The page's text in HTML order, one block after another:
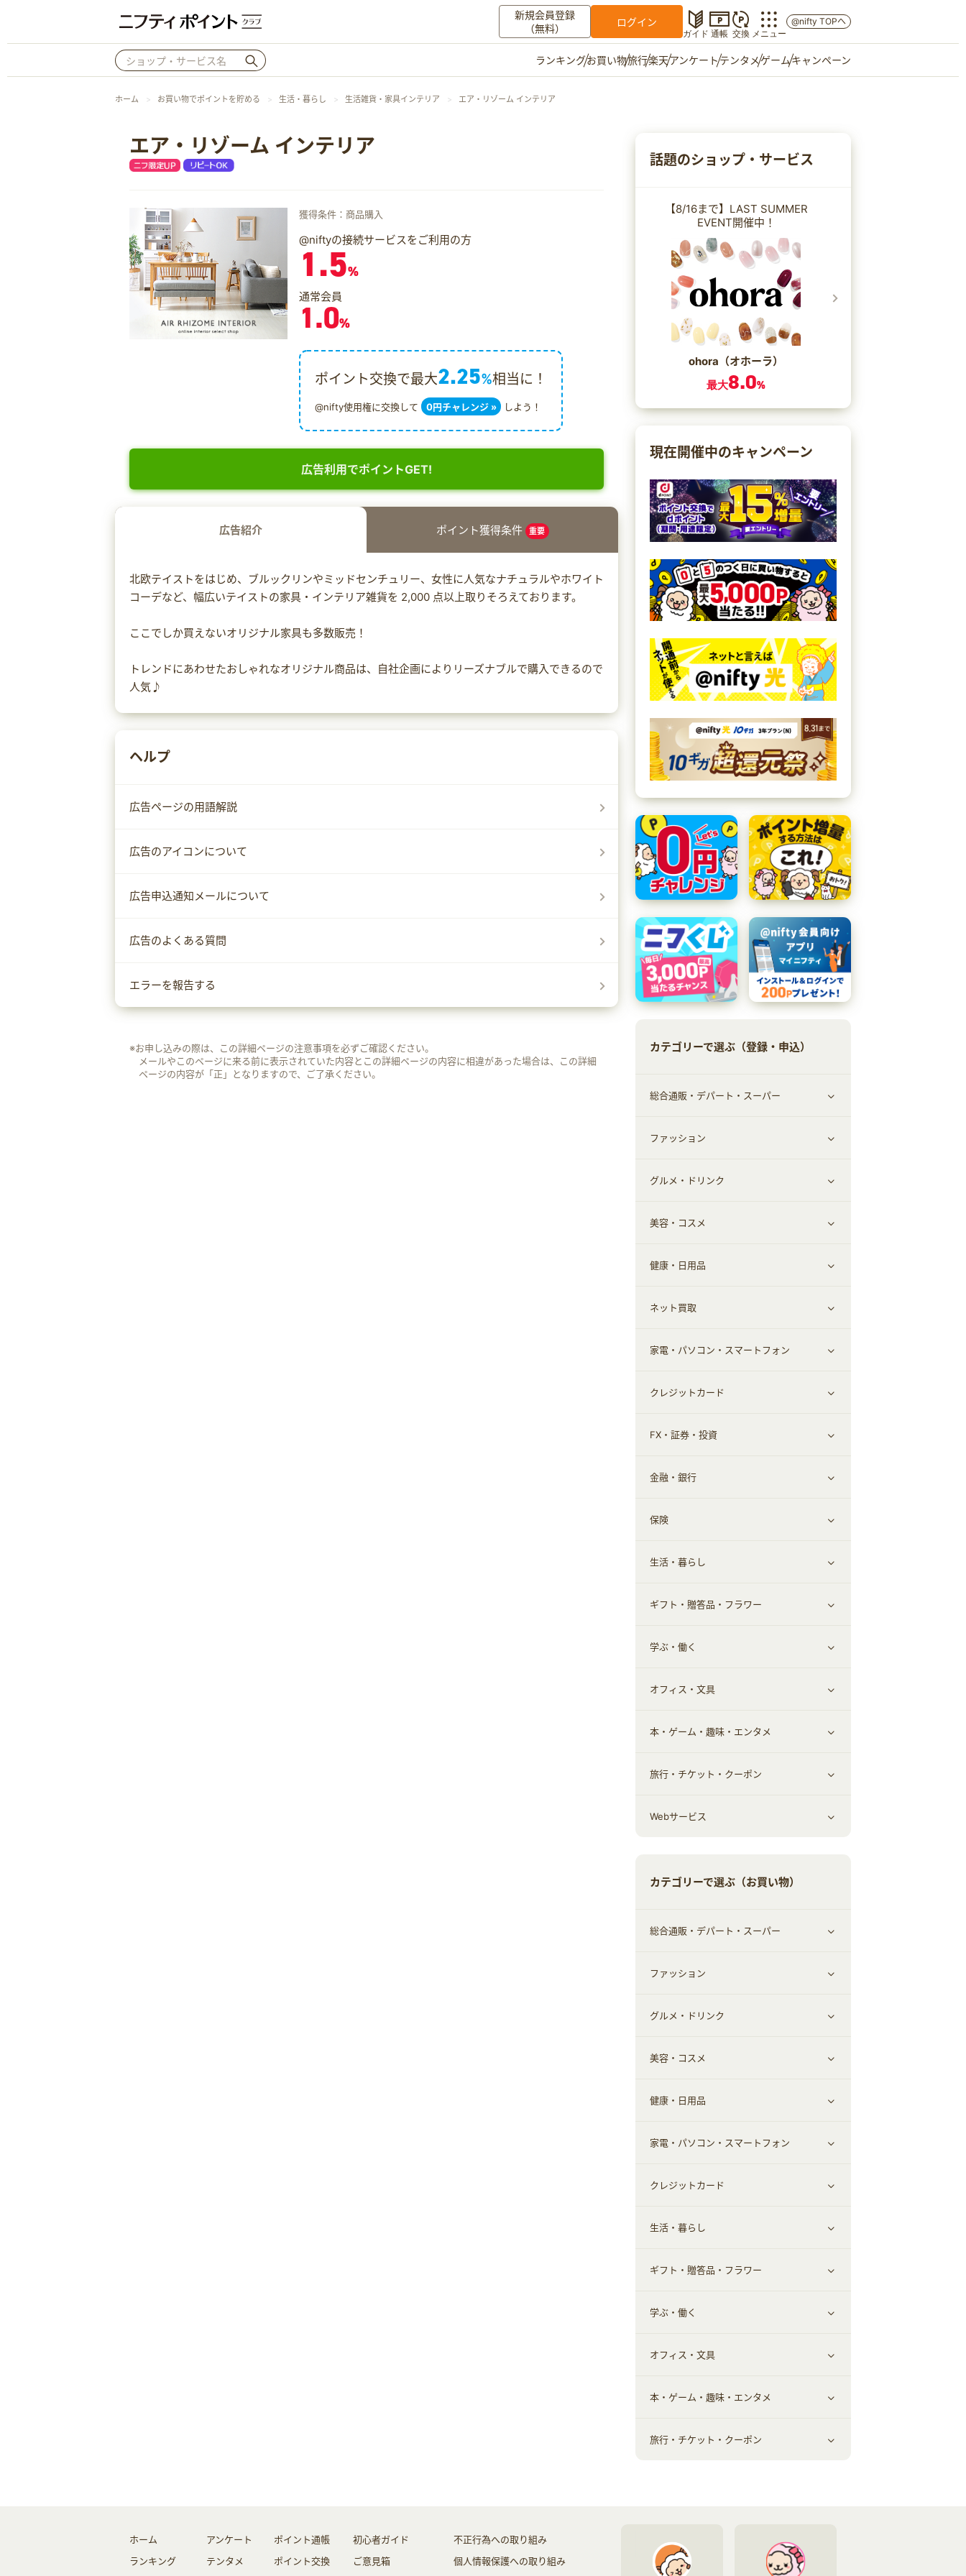
新規会員登録
（無料）
ログイン
ガイド 通帳 交換 メニュー
ご意見箱
@nifty TOPへ
ランキングお買い物旅行楽天アンケートテンタメゲームキャンペーン
ホーム お買い物でポイントを貯める 生活・暮らし 生活雑貨・家具インテリア エア・リゾーム インテリア
エア・リゾーム インテリア
獲得条件：商品購入
@niftyの接続サービスをご利用の方
1.5%
通常会員
1.0%
ポイント交換で最大2.25%相当に！
@nifty使用権に交換して 0円チャレンジ » しよう！
広告利用でポイントGET!
広告紹介 ポイント獲得条件 重要
北欧テイストをはじめ、ブルックリンやミッドセンチュリー、女性に人気なナチュラルやホワイト
コーデなど、幅広いテイストの家具・インテリア雑貨を 2,000 点以上取りそろえております。
ここでしか買えないオリジナル家具も多数販売！
トレンドにあわせたおしゃれなオリジナル商品は、自社企画によりリーズナブルで購入できるので
人気♪
ヘルプ
広告ページの用語解説
広告のアイコンについて
広告申込通知メールについて
広告のよくある質問
エラーを報告する
※お申し込みの際は、この詳細ページの注意事項を必ずご確認ください。
メールやこのページに来る前に表示されていた内容とこの詳細ページの内容に相違があった場合は、この詳細
ページの内容が「正」となりますので、ご了承ください。
話題のショップ・サービス
【8/16まで】LAST SUMMER
EVENT開催中！
ohora（オホーラ）
最大8.0%
現在開催中のキャンペーン
カテゴリーで選ぶ（登録・申込）
総合通販・デパート・スーパー
すべて見る
総合通販
ファッション
すべて見る
ファッション
インナー・下着
スーツ・フォーマル
グルメ・ドリンク
すべて見る
グルメ
お酒
食材宅配
ウォーターサーバー
美容・コスメ
すべて見る
ヘアケア
エステ・サロン
メンズ美容
健康・日用品
すべて見る
スポーツ・フィットネス
日用品・薬局・からだ
ネット買取
すべて見る
ネット買取
家電・パソコン・スマートフォン
すべて見る
家電・パソコン・ソフトウェア
通信・レンタルサーバー
スマホ・携帯電話・SIM
定額制有料コンテンツ
クレジットカード
すべて見る
クレジットカード
FX・証券・投資
すべて見る
証券
仮想通貨
その他投資
金融・銀行
銀行・ネット銀行
キャッシング・ローン
その他金融
保険
すべて見る
保険相談・面談
生活・暮らし
すべて見る
住まい・暮らし
不動産
引越し
エコ・エネルギー
車情報・カーシェア・レンタル
ギフト・贈答品・フラワー
すべて見る
ギフト・贈答品
学ぶ・働く
すべて見る
習い事・学習・学校
仕事・転職
オフィス・文具
すべて見る
オフィス・文具
本・ゲーム・趣味・エンタメ
すべて見る
ゲーム・趣味
旅行・チケット・クーポン
すべて見る
Webサービス
カテゴリーで選ぶ（お買い物）
総合通販・デパート・スーパー
すべて見る
総合通販
デパート・スーパー
ファッション
すべて見る
ファッション
インナー・下着
靴・フットウェア
小物・かばん
スーツ・フォーマル
グルメ・ドリンク
すべて見る
グルメ
ドリンク
お酒
食材宅配
美容・コスメ
すべて見る
スキンケア
メイクアップ
ヘアケア
メンズ美容
美容・ダイエット用品
脱毛用品
美容食品
健康・日用品
すべて見る
健康食品｜青汁・飲料
健康食品｜乳酸菌・ケフィア
健康食品｜その他
スポーツ・フィットネス
日用品・薬局・からだ
家電・パソコン・スマートフォン
すべて見る
家電・パソコン・ソフトウェア
スマホ・携帯電話・SIM
クレジットカード
すべて見る
クレジットカード
生活・暮らし
すべて見る
車情報・カーシェア・レンタル
お役立ち
生活雑貨・家具インテリア
赤ちゃん・こども・マタニティ
ギフト・贈答品・フラワー
すべて見る
ギフト・贈答品
フラワー
学ぶ・働く
すべて見る
習い事・学習・学校
オフィス・文具
すべて見る
オフィス・文具
本・ゲーム・趣味・エンタメ
すべて見る
本
旅行・チケット・クーポン
チケット・クーポン・チラシ
ホーム
ランキング
アンケート
テンタメ
ポイント通帳
ポイント交換
初心者ガイド
ご意見箱
不正行為への取り組み
個人情報保護への取り組み